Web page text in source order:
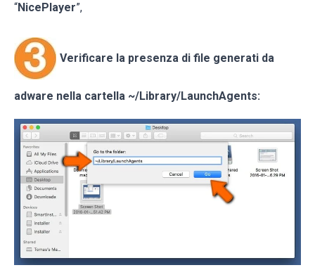
“NicePlayer”,
Verificare la presenza di file generati da
adware nella cartella ~/Library/LaunchAgents: